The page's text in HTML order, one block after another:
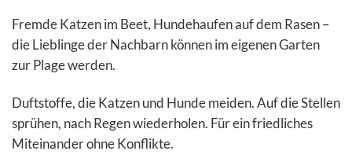
Fremde Katzen im Beet, Hundehaufen auf dem Rasen –
die Lieblinge der Nachbarn können im eigenen Garten
zur Plage werden.
Duftstoffe, die Katzen und Hunde meiden. Auf die Stellen
sprühen, nach Regen wiederholen. Für ein friedliches
Miteinander ohne Konflikte.